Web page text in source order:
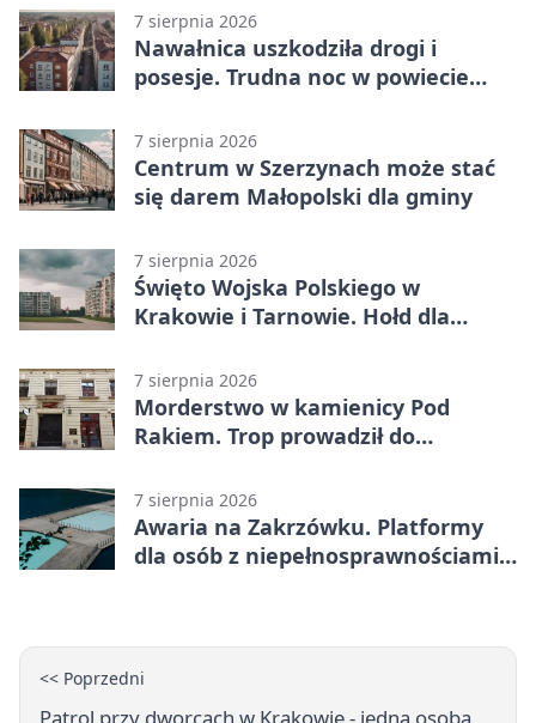
7 sierpnia 2026
Nawałnica uszkodziła drogi i
posesje. Trudna noc w powiecie
7 sierpnia 2026
Centrum w Szerzynach może stać
się darem Małopolski dla gminy
7 sierpnia 2026
Święto Wojska Polskiego w
Krakowie i Tarnowie. Hołd dla
7 sierpnia 2026
Morderstwo w kamienicy Pod
Rakiem. Trop prowadził do
7 sierpnia 2026
Awaria na Zakrzówku. Platformy
dla osób z niepełnosprawnościami
<< Poprzedni